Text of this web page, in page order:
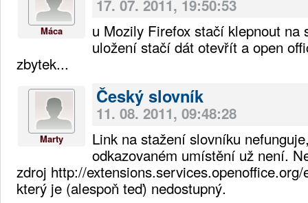
Máca
17. 07. 2011, 19:50:53
u Mozily Firefox stačí klepnout na
uložení stačí dát otevřít a open
zbytek...
Marty
Český slovník
11. 08. 2011, 09:48:28
Link na stažení slovníku
odkazovaném umístění už není.
zdroj http://
který je (alespoň teď) nedostupný.